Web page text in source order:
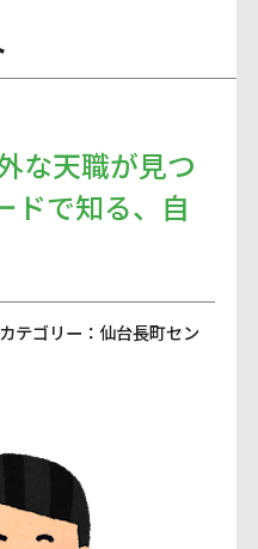
な天職が見つ
ドで知る、自
テゴリー：仙台長町セン